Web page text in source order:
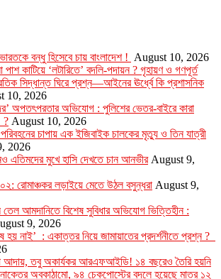
বন্ধু হিসেবে চায় বাংলাদেশ ! August 10, 2026
পাশ কাটিয়ে ‘লটারিতে’ বদলি-পদায়ন ? গৃহায়ণ ও গণপূর্ত
সিদ্ধান্ত ঘিরে প্রশ্ন—আইনের ঊর্ধ্বে কি প্রশাসনিক
10, 2026
অপতৎপরতার অভিযোগ : পুলিশের ভেতর-বাইরে কারা
? August 10, 2026
চাপায় এক ইজিবাইক চালকের মৃত্যু ও তিন যাত্রী
2026
এতিমদের মুখে হাসি দেখতে চান আনভীর August 9,
রোমাঞ্চকর লড়াইয়ে মেতে উঠল বসুন্ধরা August 9,
তেল আমদানিতে বিশেষ সুবিধার অভিযোগ ভিত্তিহীন :
9, 2026
নাই’ : একাত্তর নিয়ে জামায়াতের প্রদর্শনীতে প্রশ্ন ?
আদায়, তবু অকার্যকর আরএফআইডি! ১৪ বছরেও তৈরি হয়নি
অবকাঠামো, ৯৪ চেকপোস্টের বদলে হয়েছে মাত্র ১২